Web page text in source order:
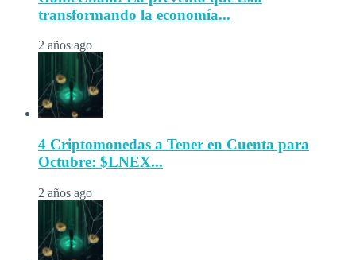
transformando la economía...
2 años ago
4 Criptomonedas a Tener en Cuenta para
Octubre: $LNEX...
2 años ago